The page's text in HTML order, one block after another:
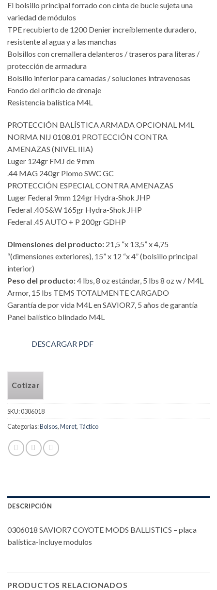
El bolsillo principal forrado con cinta de bucle sujeta una
variedad de módulos
TPE recubierto de 1200 Denier increíblemente duradero,
resistente al agua y a las manchas
Bolsillos con cremallera delanteros / traseros para literas /
protección de armadura
Bolsillo inferior para camadas / soluciones intravenosas
Fondo del orificio de drenaje
Resistencia balística M4L
PROTECCIÓN BALÍSTICA ARMADA OPCIONAL M4L
NORMA NIJ 0108.01 PROTECCIÓN CONTRA
AMENAZAS (NIVEL IIIA)
Luger 124gr FMJ de 9 mm
.44 MAG 240gr Plomo SWC GC
PROTECCIÓN ESPECIAL CONTRA AMENAZAS
Luger Federal 9mm 124gr Hydra-Shok JHP
Federal .40 S&W 165gr Hydra-Shok JHP
Federal .45 AUTO + P 200gr GDHP
Dimensiones del producto: 21,5 “x 13,5” x 4,75
“(dimensiones exteriores), 15” x 12 “x 4” (bolsillo principal
interior)
Peso del producto:4 lbs, 8 oz estándar, 5 lbs 8 oz w / M4L
Armor, 15 lbs TEMS TOTALMENTE CARGADO
Garantía de por vida M4L en SAVIOR7, 5 años de garantía
Panel balístico blindado M4L
DESCARGAR PDF
Cotizar
SKU:0306018
Categorías:Bolsos,Meret, Táctico
DESCRIPCIÓN
0306018 SAVIOR7 COYOTE MODS BALLISTICS – placa
balística-incluye modulos
PRODUCTOS RELACIONADOS